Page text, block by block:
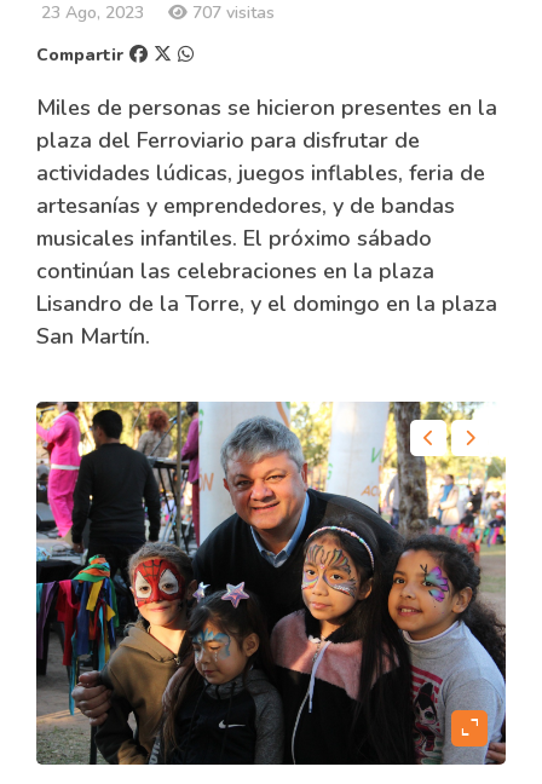
23 Ago, 2023
707 visitas
Compartir
Miles de personas se hicieron presentes en la
plaza del Ferroviario para disfrutar de
actividades lúdicas, juegos inflables, feria de
artesanías y emprendedores, y de bandas
musicales infantiles. El próximo sábado
continúan las celebraciones en la plaza
Lisandro de la Torre, y el domingo en la plaza
San Martín.
expand_content